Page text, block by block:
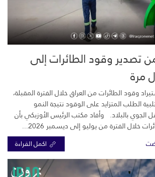
تصدير وقود الطائرات إلى
مرة
وقود الطائرات من العراق خلال الفترة المقبلة،
الطلب المتزايد على الوقود نتيجة النمو
بالبلاد. وأفاد مكتب الرئيس الأوزبكي بأن
خلال الفترة من يوليو إلى ديسمبر 2026...
اكمل القراءة